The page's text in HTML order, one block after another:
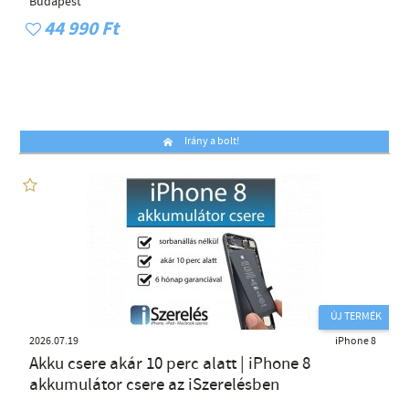
44 990 Ft
Irány a bolt!
ÚJ TERMÉK
2026.07.19
iPhone 8
Akku csere akár 10 perc alatt | iPhone 8
akkumulátor csere az iSzerelésben